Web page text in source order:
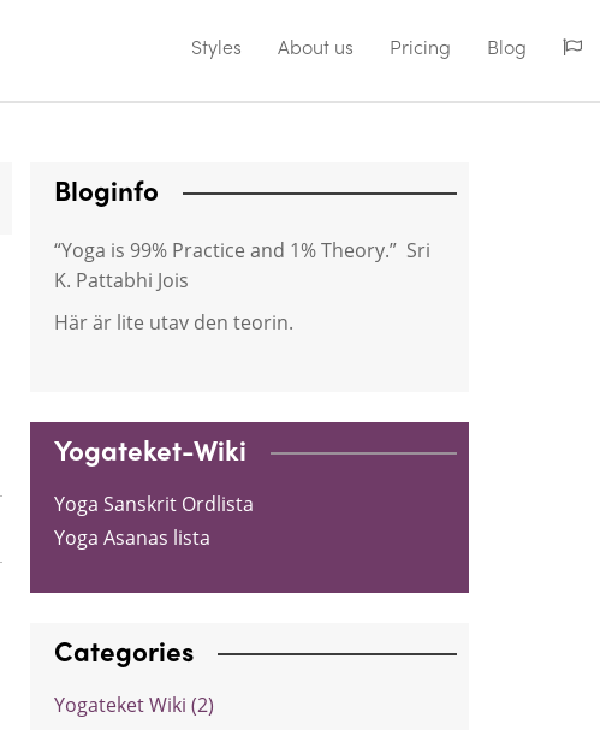
Styles About us Pricing Blog
Bloginfo
“Yoga is 99% Practice and 1% Theory.” Sri
K. Pattabhi Jois
Här är lite utav den teorin.
Yogateket-Wiki
Yoga Sanskrit Ordlista
Yoga Asanas lista
Categories
Yogateket Wiki (2)